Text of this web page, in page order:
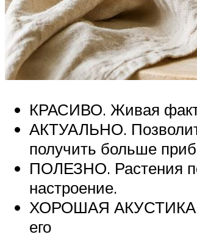
КРАСИВО. Живая
АКТУАЛЬНО. Позволит
получить больше
ПОЛЕЗНО. Растения
настроение.
ХОРОШАЯ АКУСТИКА.
его